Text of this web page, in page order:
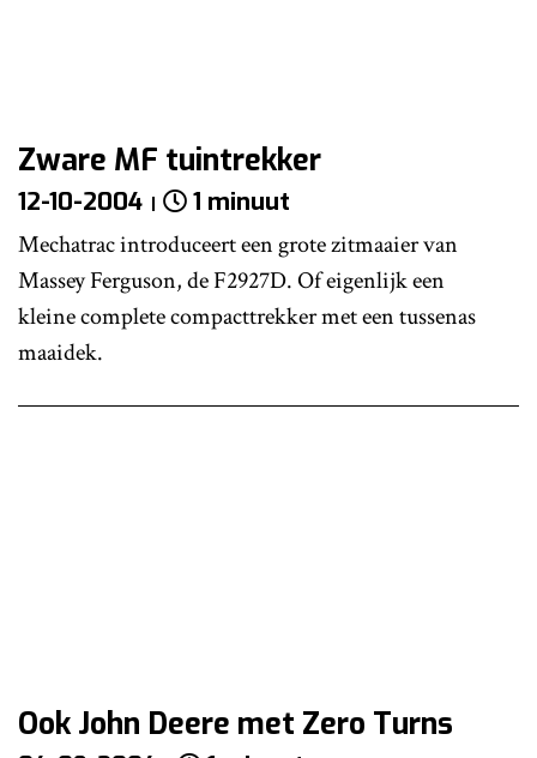
Zware MF tuintrekker
12-10-2004 1 minuut
Mechatrac introduceert een grote zitmaaier van
Massey Ferguson, de F2927D. Of eigenlijk een
kleine complete compacttrekker met een tussenas
maaidek.
Ook John Deere met Zero Turns